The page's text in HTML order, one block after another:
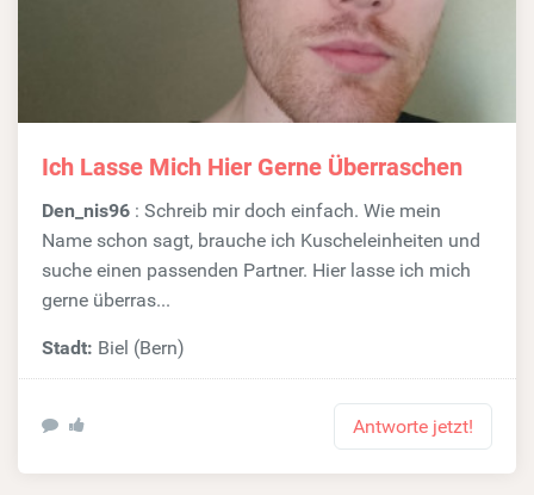
Ich Lasse Mich Hier Gerne Überraschen
Den_nis96 : Schreib mir doch einfach. Wie mein
Name schon sagt, brauche ich Kuscheleinheiten und
suche einen passenden Partner. Hier lasse ich mich
gerne überras...
Stadt: Biel (Bern)
Antworte jetzt!